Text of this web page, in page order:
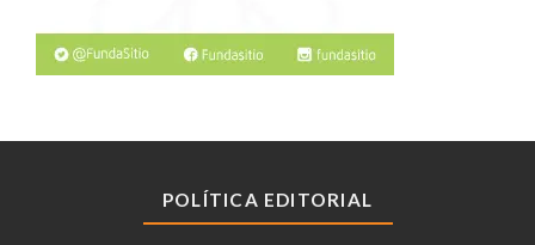
POLÍTICA EDITORIAL